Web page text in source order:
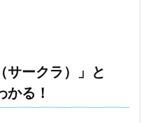
サークラ）」と
る！